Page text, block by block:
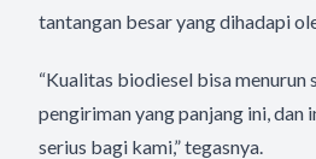
tantangan besar yang dihadapi
“Kualitas biodiesel bisa menurun
pengiriman yang panjang ini, dan
serius bagi kami,” tegasnya.